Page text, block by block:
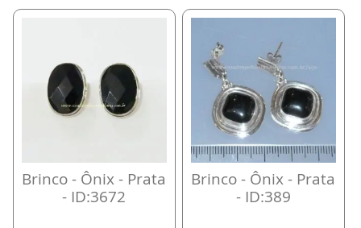
Brinco - Ônix - Prata
- ID:3672
Brinco - Ônix - Prata
- ID:389